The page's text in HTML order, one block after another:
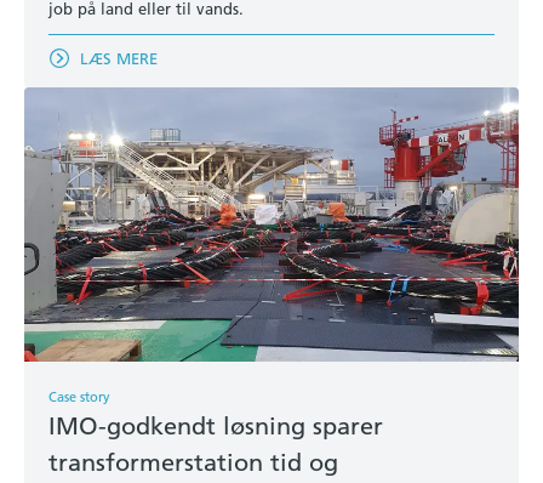
job på land eller til vands.
LÆS MERE
Case story
IMO-godkendt løsning sparer
transformerstation tid og